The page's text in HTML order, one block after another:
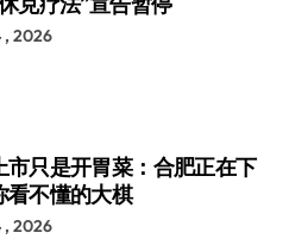
, 2026
市只是开胃菜：合肥正在下
看不懂的大棋
, 2026